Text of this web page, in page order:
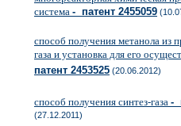
система - патент 2455059
способ получения метанола из
газа и установка для его
патент 2453525 (20.06.2012)
способ получения синтез-газа -
(27.12.2011)